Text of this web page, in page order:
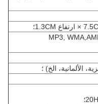
MP3,
الألمانية، الخ) ؛